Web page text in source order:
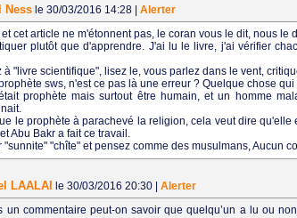
Ness le 30/03/2016 14:28
Alerter
cet article ne m'étonnent pas, le coran vous le dit, nous le
plutôt que d'apprendre. J'ai lu le livre, j'ai vérifier
à "livre scientifique", lisez le, vous parlez dans le vent,
sws, n'est ce pas là une erreur ? Quelque chose
prophète mais surtout être humain, et un homme
le prophète à parachevé la religion, cela veut dire
Abu Bakr a fait ce travail.
"sunnite" "chîte" et pensez comme des musulmans, Aucun
LAALAI le 30/03/2016 20:30
Alerter
un commentaire peut-on savoir que quelqu’un a lu ou